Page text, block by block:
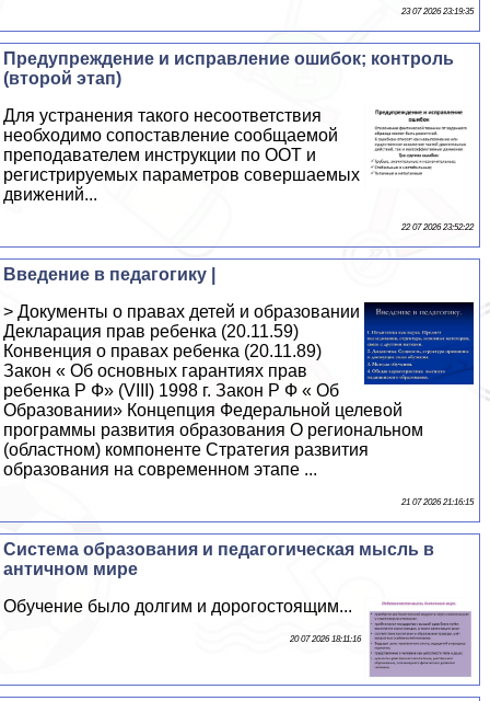
23 07 2026 23:19:35
Предупреждение и исправление ошибок; контроль
(второй этап)
Для устранения такого несоответствия
необходимо сопоставление сообщаемой
преподавателем инструкции по ООТ и
регистрируемых параметров совершаемых
движений...
22 07 2026 23:52:22
Введение в педагогику |
> Документы о правах детей и образовании
Декларация прав ребенка (20.11.59)
Конвенция о правах ребенка (20.11.89)
Закон « Об основных гарантиях прав
ребенка Р Ф» (VIII) 1998 г. Закон Р Ф « Об
Образовании» Концепция Федеральной целевой
программы развития образования О региональном
(областном) компоненте Стратегия развития
образования на современном этапе ...
21 07 2026 21:16:15
Система образования и педагогическая мысль в
античном мире
Обучение было долгим и дорогостоящим...
20 07 2026 18:11:16